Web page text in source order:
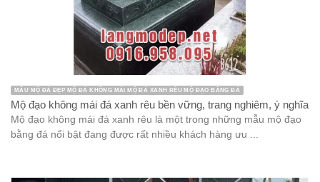
MẪU MỘ ĐÁ ĐẸP MỘ ĐÁ KHÔNG MÁI MỘ ĐÁ XANH RÊU MỘ ĐẠO BẰNG ĐÁ
Mộ đạo không mái đá xanh rêu bền vững, trang nghiêm, ý nghĩa
Mộ đạo không mái đá xanh rêu là một trong những mẫu mộ đạo
bằng đá nổi bật đang được rất nhiều khách hàng ưu ...